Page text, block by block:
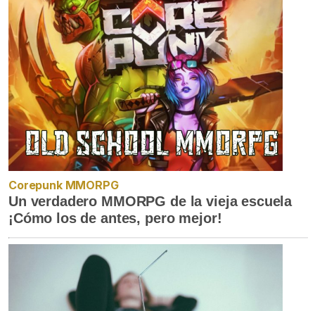
Corepunk MMORPG
Un verdadero MMORPG de la vieja escuela
¡Cómo los de antes, pero mejor!